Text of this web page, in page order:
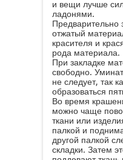
и вещи лучше
ладонями.
Предварительно
отжатый
красителя и
рода материала.
При закладке
свободно.
не следует, так
образоваться
Во время
можно чаще
ткани или
палкой и
другой палкой
складки. Затем